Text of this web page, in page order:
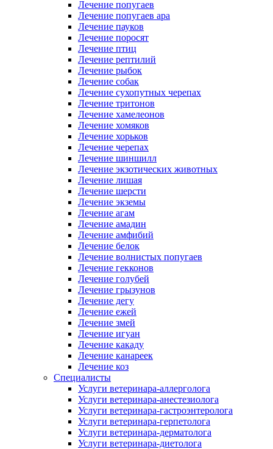
Лечение попугаев
Лечение попугаев ара
Лечение пауков
Лечение поросят
Лечение птиц
Лечение рептилий
Лечение рыбок
Лечение собак
Лечение сухопутных черепах
Лечение тритонов
Лечение хамелеонов
Лечение хомяков
Лечение хорьков
Лечение черепах
Лечение шиншилл
Лечение экзотических животных
Лечение лишая
Лечение шерсти
Лечение экземы
Лечение агам
Лечение амадин
Лечение амфибий
Лечение белок
Лечение волнистых попугаев
Лечение гекконов
Лечение голубей
Лечение грызунов
Лечение дегу
Лечение ежей
Лечение змей
Лечение игуан
Лечение какаду
Лечение канареек
Лечение коз
Специалисты
Услуги ветеринара-аллерголога
Услуги ветеринара-анестезиолога
Услуги ветеринара-гастроэнтеролога
Услуги ветеринара-герпетолога
Услуги ветеринара-дерматолога
Услуги ветеринара-диетолога